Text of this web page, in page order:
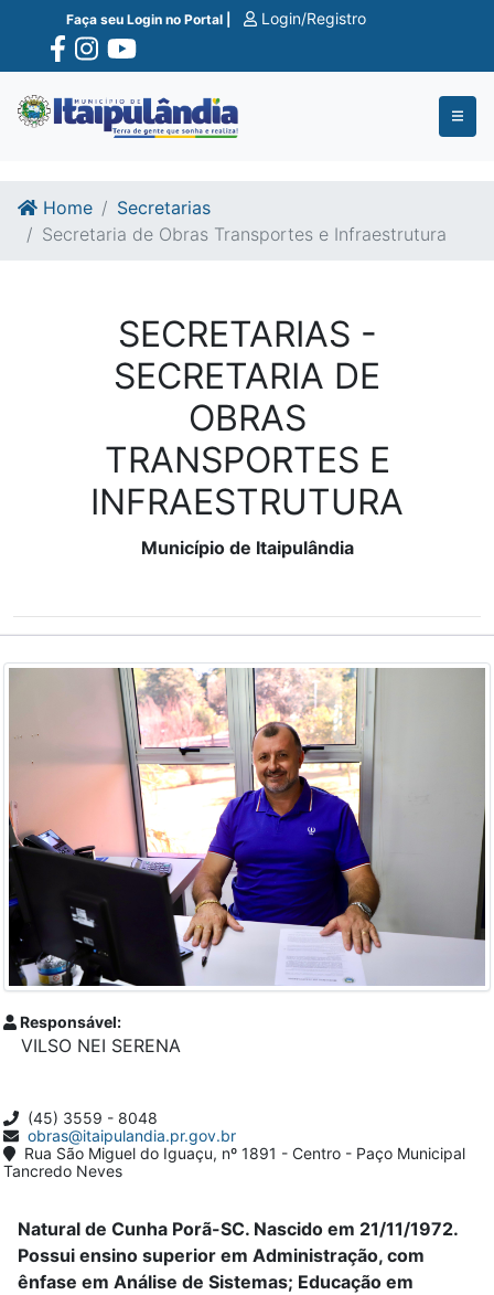
Ir para o conte�do
Ir para o fim do conte�do
Faça seu Login no Portal | Login/Registro
Home
Secretarias
Secretaria de Obras Transportes e Infraestrutura
SECRETARIAS -
SECRETARIA DE
OBRAS
TRANSPORTES E
INFRAESTRUTURA
Município de Itaipulândia
Responsável:
VILSO NEI SERENA
(45) 3559 - 8048
obras@itaipulandia.pr.gov.br
Rua São Miguel do Iguaçu, nº 1891 - Centro - Paço Municipal
Tancredo Neves
Natural de Cunha Porã-SC. Nascido em 21/11/1972.
Possui ensino superior em Administração, com
ênfase em Análise de Sistemas; Educação em